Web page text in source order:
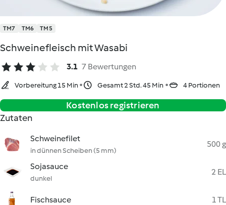
TM7 TM6 TM5
Schweinefleisch mit Wasabi
3.1 7 Bewertungen
Vorbereitung 15 Min Gesamt 2 Std. 45 Min 4 Portionen
Kostenlos registrieren
Zutaten
Schweinefilet
in dünnen Scheiben (5 mm)
500 g
Sojasauce
dunkel
2 EL
Fischsauce 1 TL